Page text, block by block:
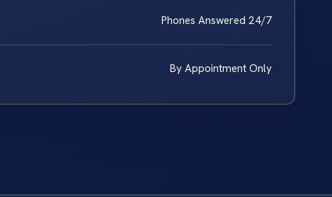
Phones Answered 24/7
By Appointment Only